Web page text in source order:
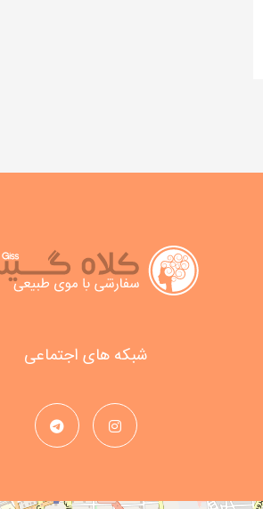
شبکه های اجتماعی